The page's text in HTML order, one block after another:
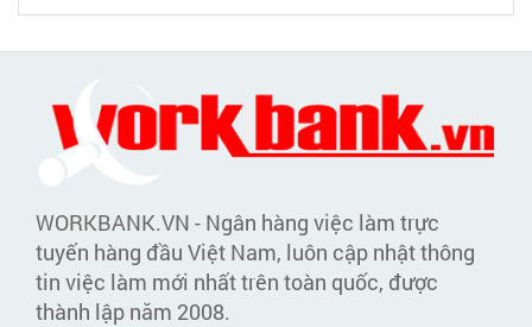
WORKBANK.VN - Ngân hàng việc làm trực
tuyến hàng đầu Việt Nam, luôn cập nhật thông
tin việc làm mới nhất trên toàn quốc, được
thành lập năm 2008.